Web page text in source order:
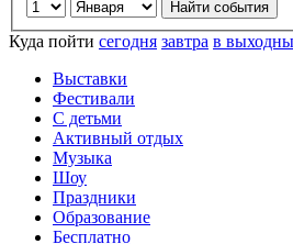
Куда пойти сегодня завтра в
Выставки
Фестивали
С детьми
Активный отдых
Музыка
Шоу
Праздники
Образование
Бесплатно